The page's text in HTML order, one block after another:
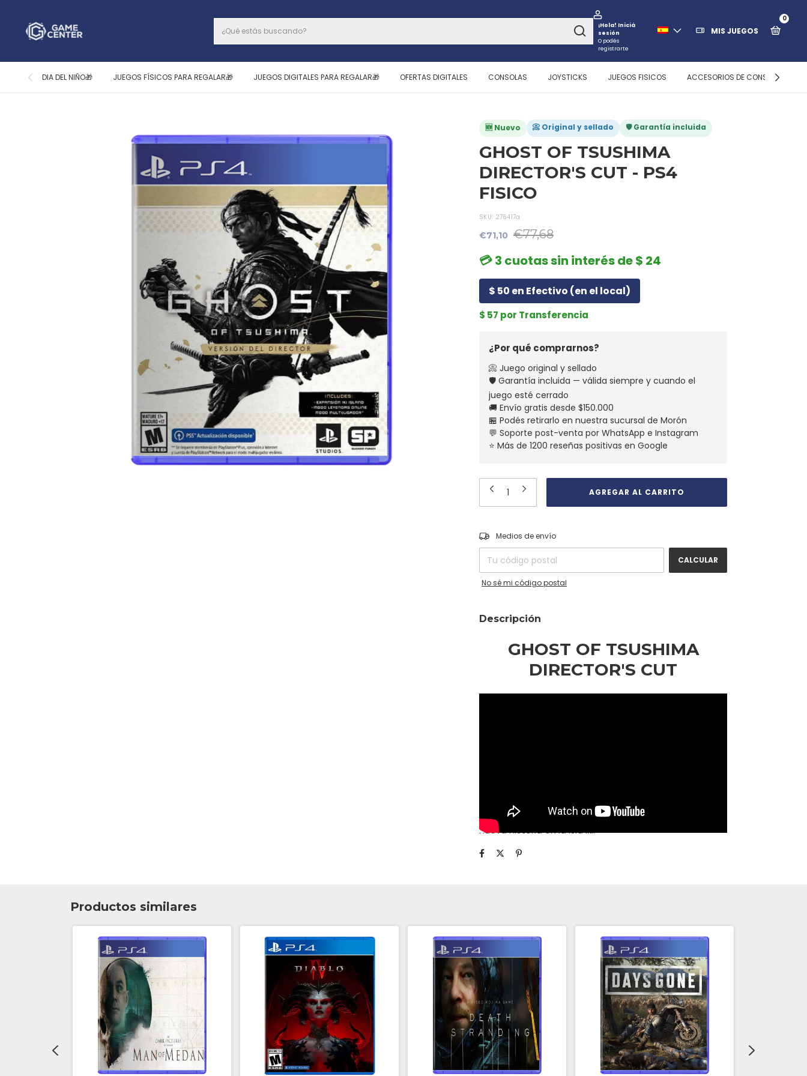
¡Hola! Iniciá
sesión
O podés
registrarte
MIS JUEGOS
0
DIA DEL NIÑO🎁 JUEGOS FÍSICOS PARA REGALAR🎁 JUEGOS DIGITALES PARA REGALAR🎁 OFERTAS DIGITALES CONSOLAS JOYSTICKS JUEGOS FISICOS ACCESORIOS DE CONSOLAS
🆕 Nuevo 📀 Original y sellado 🛡️ Garantía incluida
GHOST OF TSUSHIMA
DIRECTOR'S CUT - PS4
FISICO
SKU: 276417a
€71,10 €77,68
💳 3 cuotas sin interés de $ 24
$ 50 en Efectivo (en el local)
$ 57 por Transferencia
¿Por qué comprarnos?
📀 Juego original y sellado
🛡️ Garantía incluida — válida siempre y cuando el
juego esté cerrado
🚚 Envío gratis desde $150.000
🏪 Podés retirarlo en nuestra sucursal de Morón
💬 Soporte post-venta por WhatsApp e Instagram
⭐ Más de 1200 reseñas positivas en Google
Entregas para el CP:
Medios de envío
CALCULAR
No sé mi código postal
Descripción
GHOST OF TSUSHIMA
DIRECTOR'S CUT
sigilo para emboscar a los enemigos y explora una
nueva historia en la Isla Iki.
La edición Versión del Director incluye todo el
Expansión: Isla Iki: Historia, minijuegos y tipos de
enemigos nuevos y más.
Modo cooperativo online Leyendas.
Minilibro de arte digital. Un punto de técnica.
Amuleto de gracia de Hachiman.
Conjunto de diseños de Héroe de Tsushima:
Máscara dorada, diseño de espada, caballo,
montura.
Comentarios del director: El equipo creativo se ha
Productos similares